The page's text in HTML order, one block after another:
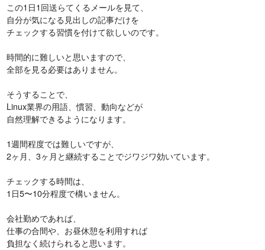
この1日1回送らてくるメールを見て、
自分が気になる見出しの記事だけを
チェックする習慣を付けて欲しいのです。
時間的に難しいと思いますので、
全部を見る必要はありません。
そうすることで、
Linux業界の用語、慣習、動向などが
自然理解できるようになります。
1週間程度では難しいですが、
2ヶ月、3ヶ月と継続することでジワジワ効いています。
チェックする時間は、
1日5〜10分程度で構いません。
会社勤めであれば、
仕事の合間や、お昼休憩を利用すれば
負担なく続けられると思います。